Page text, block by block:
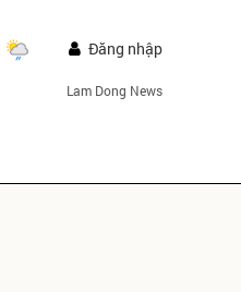
Đăng nhập
Lam Dong News